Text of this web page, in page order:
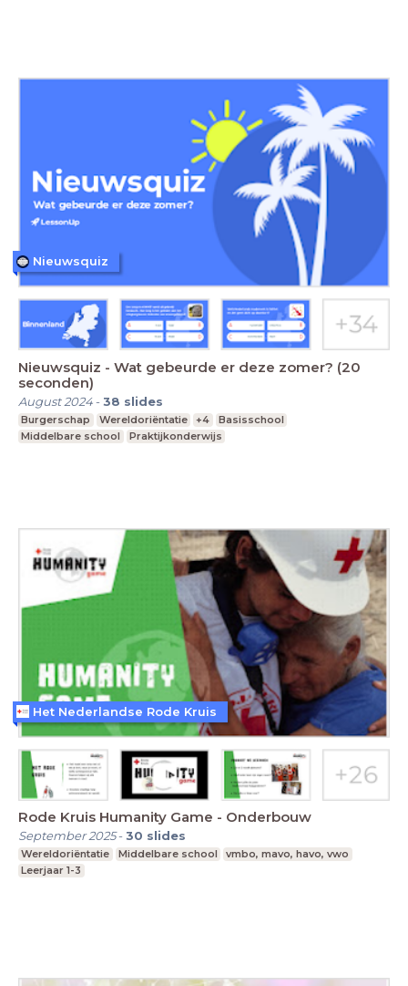
Nieuwsquiz - Wat gebeurde er deze zomer? (20
seconden)
August 2024-38 slides
Burgerschap Wereldoriëntatie +4
Basisschool
Middelbare school
Praktijkonderwijs
Nieuwsquiz
Rode Kruis Humanity Game - Onderbouw
September 2025-30 slides
Wereldoriëntatie Middelbare school
vmbo, mavo, havo, vwo
Leerjaar 1-3
Het Nederlandse Rode Kruis